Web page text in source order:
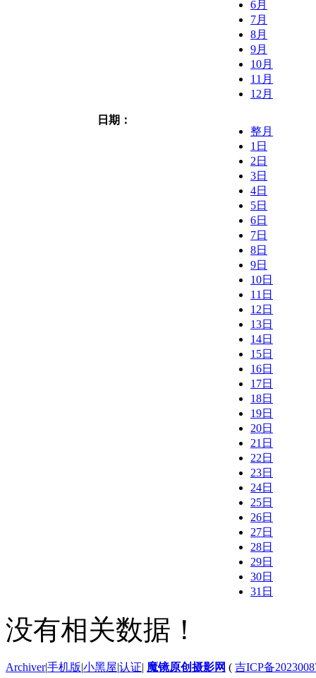
6月
7月
8月
9月
10月
11月
12月
日期：
整月
1日
2日
3日
4日
5日
6日
7日
8日
9日
10日
11日
12日
13日
14日
15日
16日
17日
18日
19日
20日
21日
22日
23日
24日
25日
26日
27日
28日
29日
30日
31日
没有相关数据！
Archiver|手机版|小黑屋|认证| 魔镜原创摄影网 ( 吉ICP备